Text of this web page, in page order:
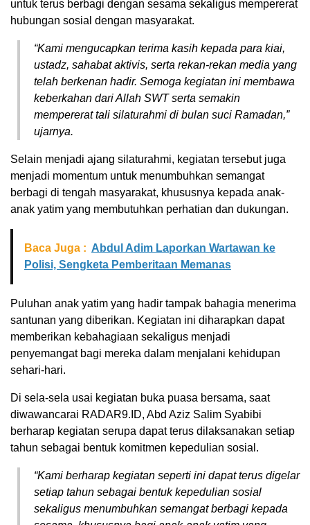
untuk terus berbagi dengan sesama sekaligus mempererat
hubungan sosial dengan masyarakat.
“Kami mengucapkan terima kasih kepada para kiai,
ustadz, sahabat aktivis, serta rekan-rekan media yang
telah berkenan hadir. Semoga kegiatan ini membawa
keberkahan dari Allah SWT serta semakin
mempererat tali silaturahmi di bulan suci Ramadan,”
ujarnya.
Selain menjadi ajang silaturahmi, kegiatan tersebut juga
menjadi momentum untuk menumbuhkan semangat
berbagi di tengah masyarakat, khususnya kepada anak-
anak yatim yang membutuhkan perhatian dan dukungan.
Baca Juga : Abdul Adim Laporkan Wartawan ke
Polisi, Sengketa Pemberitaan Memanas
Puluhan anak yatim yang hadir tampak bahagia menerima
santunan yang diberikan. Kegiatan ini diharapkan dapat
memberikan kebahagiaan sekaligus menjadi
penyemangat bagi mereka dalam menjalani kehidupan
sehari-hari.
Di sela-sela usai kegiatan buka puasa bersama, saat
diwawancarai RADAR9.ID, Abd Aziz Salim Syabibi
berharap kegiatan serupa dapat terus dilaksanakan setiap
tahun sebagai bentuk komitmen kepedulian sosial.
“Kami berharap kegiatan seperti ini dapat terus digelar
setiap tahun sebagai bentuk kepedulian sosial
sekaligus menumbuhkan semangat berbagi kepada